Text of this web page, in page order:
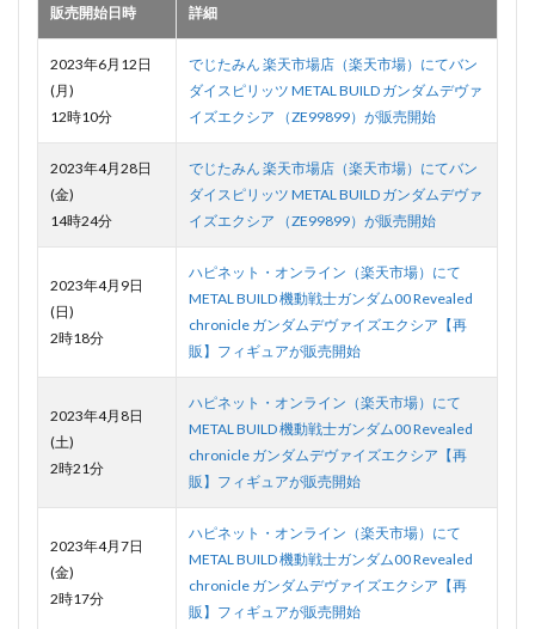
販売開始日時 詳細
2023年6月12日
(月)
12時10分
でじたみん 楽天市場店（楽天市場）にてバン
ダイスピリッツ METAL BUILD ガンダムデヴァ
イズエクシア （ZE99899）が販売開始
2023年4月28日
(金)
14時24分
でじたみん 楽天市場店（楽天市場）にてバン
ダイスピリッツ METAL BUILD ガンダムデヴァ
イズエクシア （ZE99899）が販売開始
2023年4月9日
(日)
2時18分
ハピネット・オンライン（楽天市場）にて
METAL BUILD 機動戦士ガンダム00 Revealed
chronicle ガンダムデヴァイズエクシア【再
販】フィギュアが販売開始
2023年4月8日
(土)
2時21分
ハピネット・オンライン（楽天市場）にて
METAL BUILD 機動戦士ガンダム00 Revealed
chronicle ガンダムデヴァイズエクシア【再
販】フィギュアが販売開始
2023年4月7日
(金)
2時17分
ハピネット・オンライン（楽天市場）にて
METAL BUILD 機動戦士ガンダム00 Revealed
chronicle ガンダムデヴァイズエクシア【再
販】フィギュアが販売開始